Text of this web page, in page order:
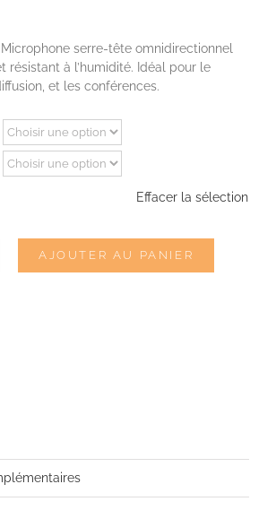
705,00€
à
770,00€
Microphone serre-tête omnidirectionnel
résistant à l’humidité. Idéal pour le
et les conférences.
Effacer la sélection
AJOUTER AU PANIER